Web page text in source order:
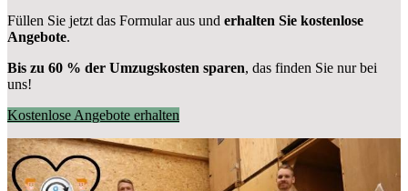
Füllen Sie jetzt das Formular aus und erhalten Sie kostenlose
Angebote.
Bis zu 60 % der Umzugskosten sparen, das finden Sie nur bei
uns!
Kostenlose Angebote erhalten